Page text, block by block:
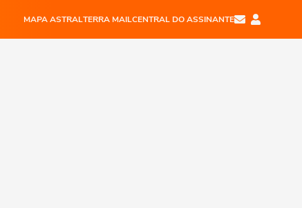
MAPA ASTRALTERRA MAILCENTRAL DO ASSINANTE